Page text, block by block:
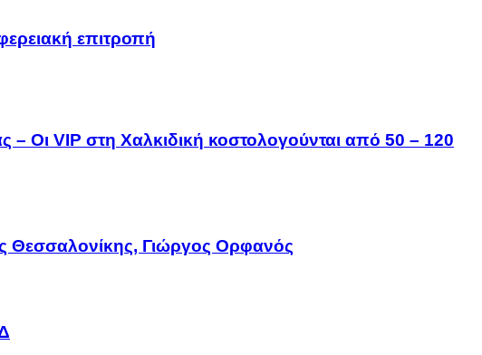
επιτροπή
– Οι VIP στη Χαλκιδική κοστολογούνται από 50 – 120
Θεσσαλονίκης, Γιώργος Ορφανός